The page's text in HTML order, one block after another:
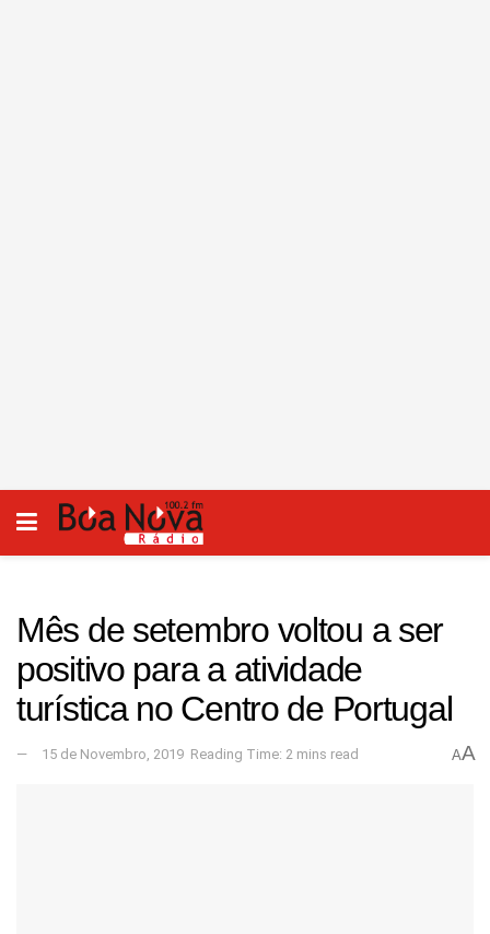
Mês de setembro voltou a ser
positivo para a atividade
turística no Centro de Portugal
15 de Novembro, 2019 Reading Time: 2 mins read AA